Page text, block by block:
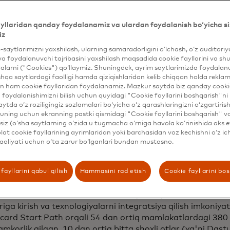
hamkorlar har bir bosqichda korxonalarni qo'llab-
moslashtirilgan dasturlarni taklif qilish uchun tarmoq,
ega.
Mastercard Fintech kompaniyalari uchun
taklif qiladi, bu dastur fintech kompaniyalariga
yo'nalishda yordam berish va qisqa va uzoq
uchun ekspert maslahatlarini berishga
ularni firibgarlik va xavflarni boshqarish, operatsion
hayot aylanishini boshqarish kabi muhim sohalarga
chiqishga tayyorlikni keng qamrovli baholash bilan
jamoa fintech hamkorlari bilan yaqindan
chuqur bilim va tushunchalaridan foydalanib,
kompaniyaning global startaplarni jalb qilish
Start Pathkompaniyaning mahsulot guruhlari va
dasturlash va ustozlik, butun dunyo bo'ylab Mastercard
kirish va texnologiyalarni integratsiya qilish
Start Path orqali 54 dan ortiq mamlakatlardagi
qanday foydalanamiz va ulardan foydalanish bo‘yicha
saytlarimizni yaxshilash, ularning samaradorligini o‘lchash, o‘z
foydalanuvchi tajribasini yaxshilash maqsadida cookie fayllarini va
("Cookies") qo‘llaymiz. Shuningdek, ayrim saytlarimizda
saytlardagi faolligi hamda qiziqishlaridan kelib chiqqan holda
ham cookie fayllaridan foydalanamiz. Mazkur saytda biz qanday
foydalanishimizni bilish uchun quyidagi "Cookie fayllarini boshqarish"ni
o‘z roziligingiz sozlamalari bo‘yicha o‘z qarashlaringizni
uchun ekranning pastki qismidagi "Cookie fayllarini boshqarish"
(o‘sha saytlarning o‘zida u tugmacha o‘rniga havola ko‘rinishida aks
cookie fayllarining ayrimlaridan yoki barchasidan voz kechishni o‘z
uchun o‘ta zarur bo‘lganlari bundan mustasno.
fayllarini qabul qilish Hammasini rad etish Cookie fayllarini